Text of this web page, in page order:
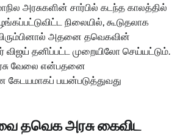
அரசுகளின் சார்பில் கடந்த காலத்தில்
நிலையில், கூடுதலாக
அதனை தவெகவின்
விஜய் தனிப்பட்ட முறையிலோ செய்யட்டும்.
வேலை என்பதனை
பயன்படுத்துவது
தவெக அரசு கைவிட